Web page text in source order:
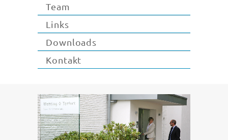
Team
Links
Downloads
Kontakt